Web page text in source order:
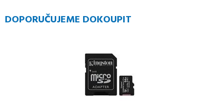
DOPORUČUJEME DOKOUPIT